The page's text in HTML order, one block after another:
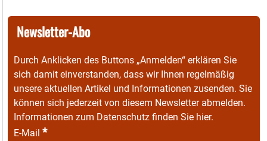
Newsletter-Abo
Durch Anklicken des Buttons „Anmelden“ erklären Sie
sich damit einverstanden, dass wir Ihnen regelmäßig
unsere aktuellen Artikel und Informationen zusenden. Sie
können sich jederzeit von diesem Newsletter abmelden.
Informationen zum Datenschutz finden Sie hier.
E-Mail *